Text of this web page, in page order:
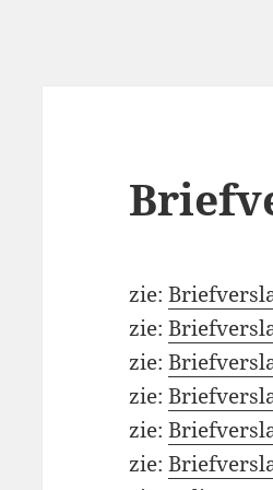
zie:
zie:
zie:
zie:
zie:
zie: